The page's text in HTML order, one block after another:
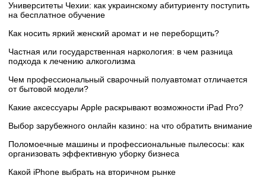
Университеты Чехии: как украинскому абитуриенту поступить
на бесплатное обучение
Как носить яркий женский аромат и не переборщить?
Частная или государственная наркология: в чем разница
подхода к лечению алкоголизма
Чем профессиональный сварочный полуавтомат отличается
от бытовой модели?
Какие аксессуары Apple раскрывают возможности iPad Pro?
Выбор зарубежного онлайн казино: на что обратить внимание
Поломоечные машины и профессиональные пылесосы: как
организовать эффективную уборку бизнеса
Какой iPhone выбрать на вторичном рынке